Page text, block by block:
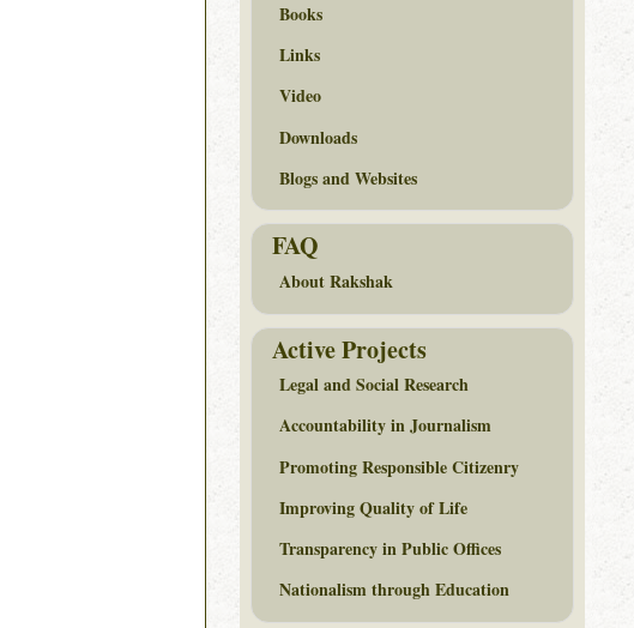
Books
Links
Video
Downloads
Blogs and Websites
FAQ
About Rakshak
Active Projects
Legal and Social Research
Accountability in Journalism
Promoting Responsible Citizenry
Improving Quality of Life
Transparency in Public Offices
Nationalism through Education